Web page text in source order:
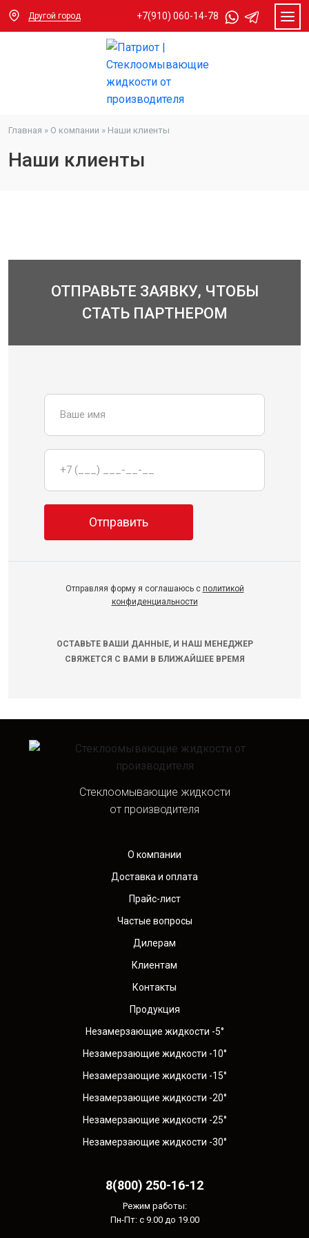
Другой город +7(910) 060-14-78
Главная » О компании » Наши клиенты
Наши клиенты
ОТПРАВЬТЕ ЗАЯВКУ, ЧТОБЫ
СТАТЬ ПАРТНЕРОМ
ОСТАВЬТЕ ВАШИ ДАННЫЕ, И НАШ МЕНЕДЖЕР
СВЯЖЕТСЯ С ВАМИ В БЛИЖАЙШЕЕ ВРЕМЯ
Отправляя форму я соглашаюсь с политикой
конфиденциальности
Стеклоомывающие жидкости
от производителя
О компании
Доставка и оплата
Прайс-лист
Частые вопросы
Дилерам
Клиентам
Контакты
Продукция
Незамерзающие жидкости -5°
Незамерзающие жидкости -10°
Незамерзающие жидкости -15°
Незамерзающие жидкости -20°
Незамерзающие жидкости -25°
Незамерзающие жидкости -30°
8(800) 250-16-12
Режим работы:
Пн-Пт: с 9.00 до 19.00